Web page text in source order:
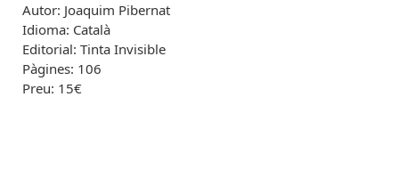
Autor: Joaquim Pibernat
Idioma: Català
Editorial: Tinta Invisible
Pàgines: 106
Preu: 15€